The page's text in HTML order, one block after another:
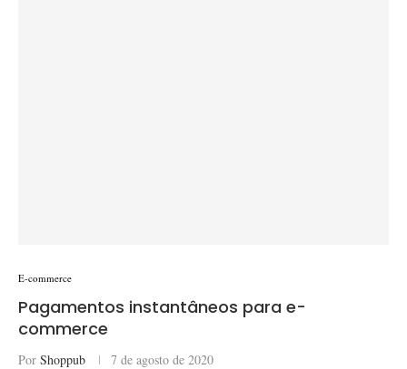
E-commerce
Pagamentos instantâneos para e-
commerce
Por Shoppub 7 de agosto de 2020